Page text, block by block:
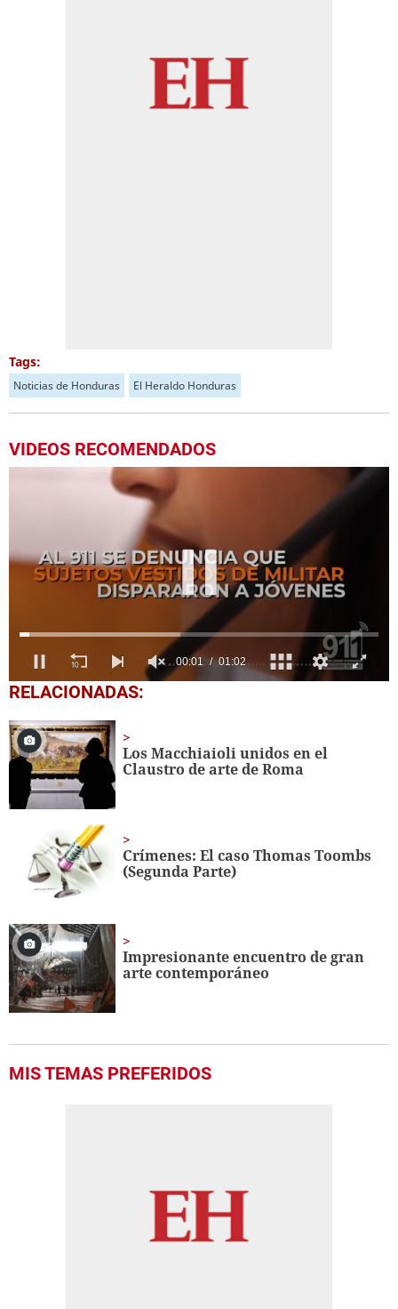
Tags:
Noticias de Honduras El Heraldo Honduras
VIDEOS RECOMENDADOS
0
seconds
1
minute,
3
seconds
RELACIONADAS:
Los Macchiaioli unidos en el
Claustro de arte de Roma
Crímenes: El caso Thomas Toombs
(Segunda Parte)
Impresionante encuentro de gran
arte contemporáneo
MIS TEMAS PREFERIDOS